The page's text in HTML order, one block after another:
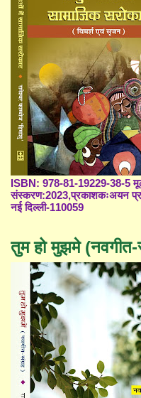
ISBN: 978-81-19229-38-5
संस्करण:2023,प्रकाशकःअयन
नई दिल्ली-110059
तुम हो मुझमे